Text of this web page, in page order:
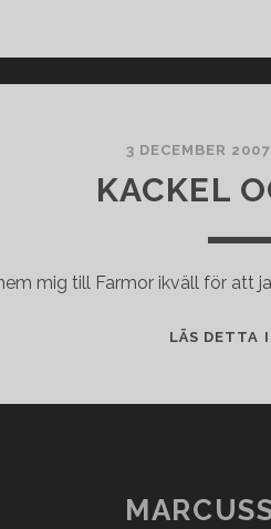
3 DECEMBER 2007
KACKEL
mig till Farmor ikväll för att
LÄS DETTA